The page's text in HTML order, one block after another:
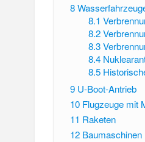
8
8.1
8.2
8.3
8.4
8.5
9 U-Boot-Antrieb
10 Flugzeuge mit
11 Raketen
12 Baumaschinen